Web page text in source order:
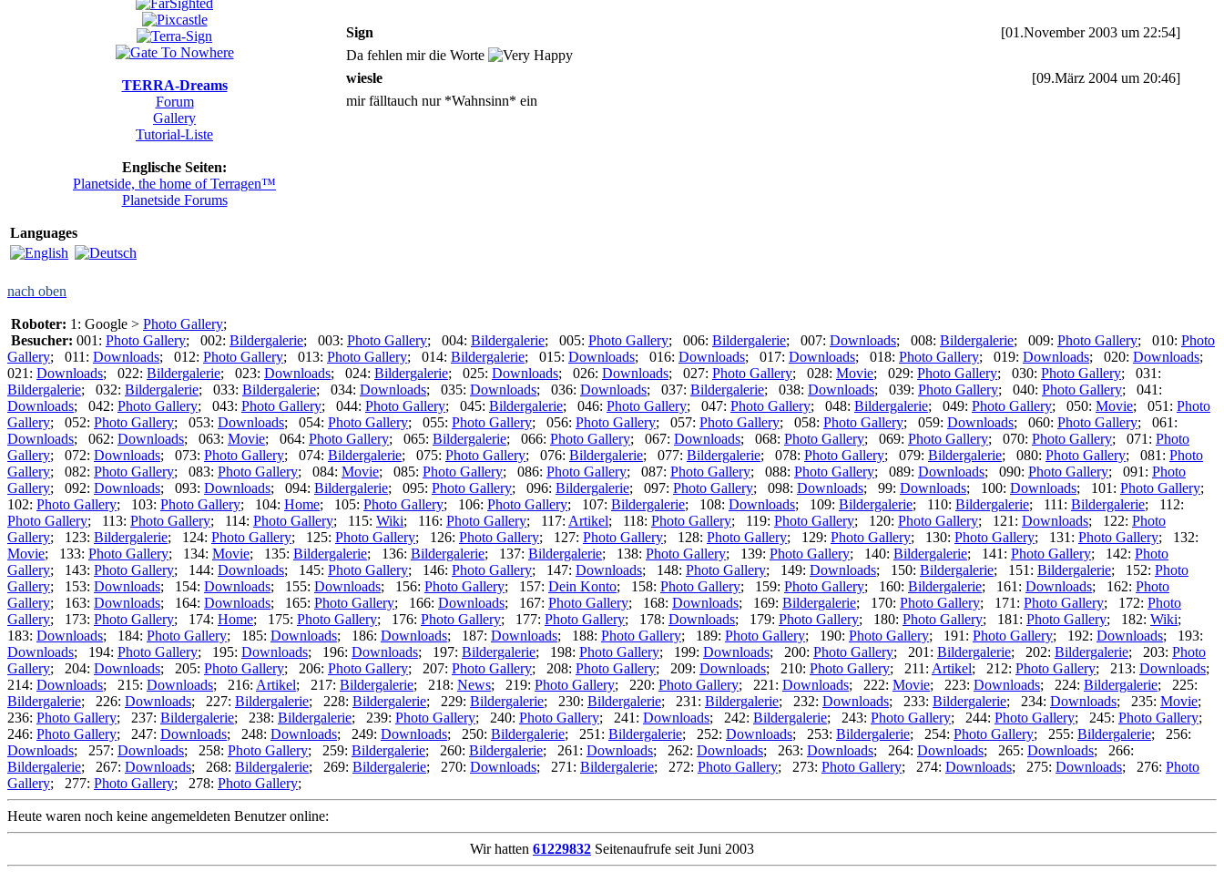
TERRA-Dreams
Forum
Gallery
Tutorial-Liste
Englische Seiten:
Planetside, the home of Terragen™
Planetside Forums
Languages
Sign
[01.November 2003 um 22:54]
Da fehlen mir die Worte
wiesle
[09.März 2004 um 20:46]
mir fälltauch nur *Wahnsinn* ein
nach oben
Roboter: 1: Google > Photo Gallery;
Besucher: 001: Photo Gallery; 002: Bildergalerie; 003: Photo Gallery; 004: Bildergalerie; 005: Photo Gallery; 006: Bildergalerie; 007: Downloads; 008: Bildergalerie; 009: Photo Gallery; 010: Photo
Gallery; 011: Downloads; 012: Photo Gallery; 013: Photo Gallery; 014: Bildergalerie; 015: Downloads; 016: Downloads; 017: Downloads; 018: Photo Gallery; 019: Downloads; 020: Downloads;
021: Downloads; 022: Bildergalerie; 023: Downloads; 024: Bildergalerie; 025: Downloads; 026: Downloads; 027: Photo Gallery; 028: Movie; 029: Photo Gallery; 030: Photo Gallery; 031:
Bildergalerie; 032: Bildergalerie; 033: Bildergalerie; 034: Downloads; 035: Downloads; 036: Downloads; 037: Bildergalerie; 038: Downloads; 039: Photo Gallery; 040: Photo Gallery; 041:
Downloads; 042: Photo Gallery; 043: Photo Gallery; 044: Photo Gallery; 045: Bildergalerie; 046: Photo Gallery; 047: Photo Gallery; 048: Bildergalerie; 049: Photo Gallery; 050: Movie; 051: Photo
Gallery; 052: Photo Gallery; 053: Downloads; 054: Photo Gallery; 055: Photo Gallery; 056: Photo Gallery; 057: Photo Gallery; 058: Photo Gallery; 059: Downloads; 060: Photo Gallery; 061:
Downloads; 062: Downloads; 063: Movie; 064: Photo Gallery; 065: Bildergalerie; 066: Photo Gallery; 067: Downloads; 068: Photo Gallery; 069: Photo Gallery; 070: Photo Gallery; 071: Photo
Gallery; 072: Downloads; 073: Photo Gallery; 074: Bildergalerie; 075: Photo Gallery; 076: Bildergalerie; 077: Bildergalerie; 078: Photo Gallery; 079: Bildergalerie; 080: Photo Gallery; 081: Photo
Gallery; 082: Photo Gallery; 083: Photo Gallery; 084: Movie; 085: Photo Gallery; 086: Photo Gallery; 087: Photo Gallery; 088: Photo Gallery; 089: Downloads; 090: Photo Gallery; 091: Photo
Gallery; 092: Downloads; 093: Downloads; 094: Bildergalerie; 095: Photo Gallery; 096: Bildergalerie; 097: Photo Gallery; 098: Downloads; 99: Downloads; 100: Downloads; 101: Photo Gallery;
102: Photo Gallery; 103: Photo Gallery; 104: Home; 105: Photo Gallery; 106: Photo Gallery; 107: Bildergalerie; 108: Downloads; 109: Bildergalerie; 110: Bildergalerie; 111: Bildergalerie; 112:
Photo Gallery; 113: Photo Gallery; 114: Photo Gallery; 115: Wiki; 116: Photo Gallery; 117: Artikel; 118: Photo Gallery; 119: Photo Gallery; 120: Photo Gallery; 121: Downloads; 122: Photo
Gallery; 123: Bildergalerie; 124: Photo Gallery; 125: Photo Gallery; 126: Photo Gallery; 127: Photo Gallery; 128: Photo Gallery; 129: Photo Gallery; 130: Photo Gallery; 131: Photo Gallery; 132:
Movie; 133: Photo Gallery; 134: Movie; 135: Bildergalerie; 136: Bildergalerie; 137: Bildergalerie; 138: Photo Gallery; 139: Photo Gallery; 140: Bildergalerie; 141: Photo Gallery; 142: Photo
Gallery; 143: Photo Gallery; 144: Downloads; 145: Photo Gallery; 146: Photo Gallery; 147: Downloads; 148: Photo Gallery; 149: Downloads; 150: Bildergalerie; 151: Bildergalerie; 152: Photo
Gallery; 153: Downloads; 154: Downloads; 155: Downloads; 156: Photo Gallery; 157: Dein Konto; 158: Photo Gallery; 159: Photo Gallery; 160: Bildergalerie; 161: Downloads; 162: Photo
Gallery; 163: Downloads; 164: Downloads; 165: Photo Gallery; 166: Downloads; 167: Photo Gallery; 168: Downloads; 169: Bildergalerie; 170: Photo Gallery; 171: Photo Gallery; 172: Photo
Gallery; 173: Photo Gallery; 174: Home; 175: Photo Gallery; 176: Photo Gallery; 177: Photo Gallery; 178: Downloads; 179: Photo Gallery; 180: Photo Gallery; 181: Photo Gallery; 182: Wiki;
183: Downloads; 184: Photo Gallery; 185: Downloads; 186: Downloads; 187: Downloads; 188: Photo Gallery; 189: Photo Gallery; 190: Photo Gallery; 191: Photo Gallery; 192: Downloads; 193:
Downloads; 194: Photo Gallery; 195: Downloads; 196: Downloads; 197: Bildergalerie; 198: Photo Gallery; 199: Downloads; 200: Photo Gallery; 201: Bildergalerie; 202: Bildergalerie; 203: Photo
Gallery; 204: Downloads; 205: Photo Gallery; 206: Photo Gallery; 207: Photo Gallery; 208: Photo Gallery; 209: Downloads; 210: Photo Gallery; 211: Artikel; 212: Photo Gallery; 213: Downloads;
214: Downloads; 215: Downloads; 216: Artikel; 217: Bildergalerie; 218: News; 219: Photo Gallery; 220: Photo Gallery; 221: Downloads; 222: Movie; 223: Downloads; 224: Bildergalerie; 225:
Bildergalerie; 226: Downloads; 227: Bildergalerie; 228: Bildergalerie; 229: Bildergalerie; 230: Bildergalerie; 231: Bildergalerie; 232: Downloads; 233: Bildergalerie; 234: Downloads; 235: Movie;
236: Photo Gallery; 237: Bildergalerie; 238: Bildergalerie; 239: Photo Gallery; 240: Photo Gallery; 241: Downloads; 242: Bildergalerie; 243: Photo Gallery; 244: Photo Gallery; 245: Photo Gallery;
246: Photo Gallery; 247: Downloads; 248: Downloads; 249: Downloads; 250: Bildergalerie; 251: Bildergalerie; 252: Downloads; 253: Bildergalerie; 254: Photo Gallery; 255: Bildergalerie; 256:
Downloads; 257: Downloads; 258: Photo Gallery; 259: Bildergalerie; 260: Bildergalerie; 261: Downloads; 262: Downloads; 263: Downloads; 264: Downloads; 265: Downloads; 266:
Bildergalerie; 267: Downloads; 268: Bildergalerie; 269: Bildergalerie; 270: Downloads; 271: Bildergalerie; 272: Photo Gallery; 273: Photo Gallery; 274: Downloads; 275: Downloads; 276: Photo
Gallery; 277: Photo Gallery; 278: Photo Gallery;
Heute waren noch keine angemeldeten Benutzer online:
Wir hatten 61229832 Seitenaufrufe seit Juni 2003